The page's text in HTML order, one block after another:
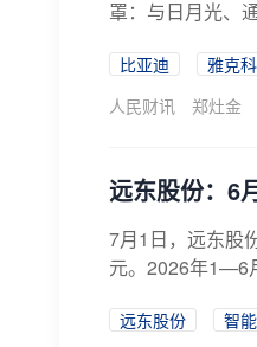
罩：与日月光、
比亚迪 雅克
人民财讯
郑灶金
远东股份：6
7月1日，远东股
元。2026年1—6
远东股份 智